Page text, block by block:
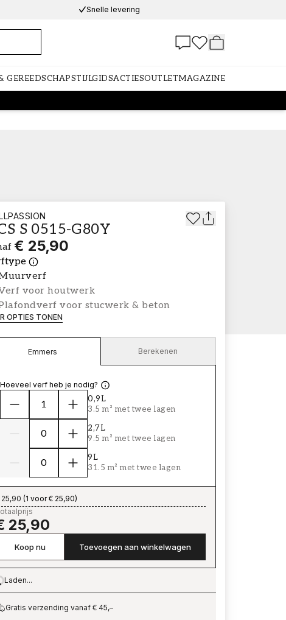
Snelle levering
GEREEDSCHAPSTIJLGIDSACTIESOUTLETMAGAZINE
S 0515-G80Y
€ 25,90
voor houtwerk
voor stucwerk & beton
OPTIES TONEN
Emmers Berekenen
Hoeveel verf heb je nodig?
0,9L
3.5 m² met twee lagen
2,7L
9.5 m² met twee lagen
9L
31.5 m² met twee lagen
25,90 (1 voor € 25,90)
25,90
Koop nu Toevoegen aan winkelwagen
Laden...
Gratis verzending vanaf € 45,–